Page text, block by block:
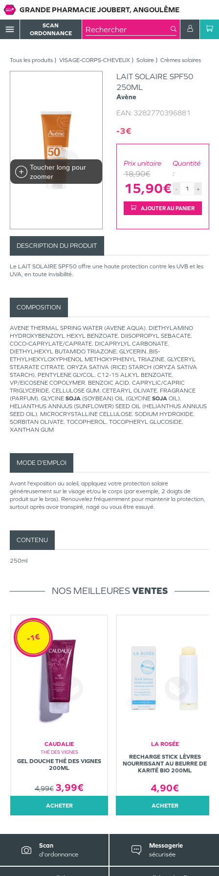
GRANDE PHARMACIE JOUBERT, ANGOULÊME
menu
SCAN
ORDONNANCE
Tous les produits VISAGE-CORPS-CHEVEUX Solaire Crèmes solaires
Toucher long pour
zoomer
LAIT SOLAIRE SPF50
250ML
Avène
EAN: 3282770396881
-3€
Prix unitaire
18,90€
15,90€
Quantité
:
- +
AJOUTER AU PANIER
DESCRIPTION DU PRODUIT
Le LAIT SOLAIRE SPF50 offre une haute protection contre les UVB et les
UVA, en toute invisibilité.
COMPOSITION
AVENE THERMAL SPRING WATER (AVENE AQUA). DIETHYLAMINO
HYDROXYBENZOYL HEXYL BENZOATE. DIISOPROPYL SEBACATE.
COCO-CAPRYLATE/CAPRATE. DICAPRYLYL CARBONATE.
DIETHYLHEXYL BUTAMIDO TRIAZONE. GLYCERIN. BIS-
ETHYLHEXYLOXYPHENOL METHOXYPHENYL TRIAZINE. GLYCERYL
STEARATE CITRATE. ORYZA SATIVA (RICE) STARCH (ORYZA SATIVA
STARCH). PENTYLENE GLYCOL. C12-15 ALKYL BENZOATE.
VP/EICOSENE COPOLYMER. BENZOIC ACID. CAPRYLIC/CAPRIC
TRIGLYCERIDE. CELLULOSE GUM. CETEARYL OLIVATE. FRAGRANCE
(PARFUM). GLYCINE SOJA (SOYBEAN) OIL (GLYCINE SOJA OIL).
HELIANTHUS ANNUUS (SUNFLOWER) SEED OIL (HELIANTHUS ANNUUS
SEED OIL). MICROCRYSTALLINE CELLULOSE. SODIUM HYDROXIDE.
SORBITAN OLIVATE. TOCOPHEROL. TOCOPHERYL GLUCOSIDE.
XANTHAN GUM
MODE D’EMPLOI
Avant l'exposition au soleil, appliquez votre protection solaire
généreusement sur le visage et/ou le corps (par exemple, 2 doigts de
produit sur le bras). Renouvelez fréquemment pour maintenir la protection,
surtout après avoir transpiré, nagé ou vous être essuyé.
CONTENU
250ml
NOS MEILLEURESVENTES
CAUDALIE
THÉ DES VIGNES
GEL DOUCHE THÉ DES VIGNES
200ML
4,99€ 3,99€
-1€
ACHETER
LA ROSÉE
RECHARGE STICK LÈVRES
NOURRISSANT AU BEURRE DE
KARITÉ BIO 200ML
4,90€
ACHETER
Scan
d'ordonnance
Messagerie
sécurisée